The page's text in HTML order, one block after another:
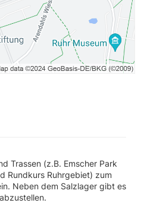
Trassen (z.B. Emscher Park
Rundkurs Ruhrgebiet) zum
Neben dem Salzlager gibt es